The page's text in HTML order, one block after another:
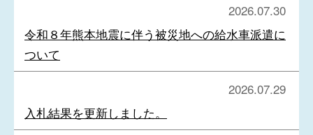
2026.07.30
令和８年熊本地震に伴う被災地への給水車派遣に
ついて
2026.07.29
入札結果を更新しました。